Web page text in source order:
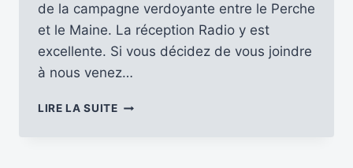
de la campagne verdoyante entre le Perche
et le Maine. La réception Radio y est
excellente. Si vous décidez de vous joindre
à nous venez…
LIRE LA SUITEPARTICIPEZ